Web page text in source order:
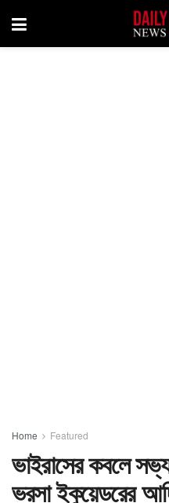
Home Featured
ভাইরাসের কবলে
ভরসা ইকুয়েডরের